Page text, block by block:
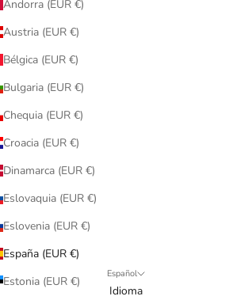
Andorra (EUR €)
Austria (EUR €)
Bélgica (EUR €)
Bulgaria (EUR €)
Chequia (EUR €)
Croacia (EUR €)
Dinamarca (EUR €)
Eslovaquia (EUR €)
Eslovenia (EUR €)
España (EUR €)
Estonia (EUR €)
Español
Idioma